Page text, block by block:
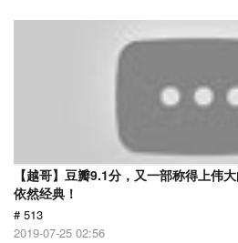
【越哥】豆瓣9.1分，又一部称得上伟
依然经典！
# 513
2019-07-25 02:56